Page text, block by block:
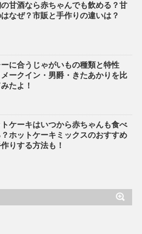
甘酒なら赤ちゃんでも飲める？甘
なぜ？市販と手作りの違いは？
ーに合うじゃがいもの種類と特性
ークイン・男爵・きたあかりを比
たよ！
ケーキはいつから赤ちゃんも食べ
ホットケーキミックスのおすすめ
りする方法も！